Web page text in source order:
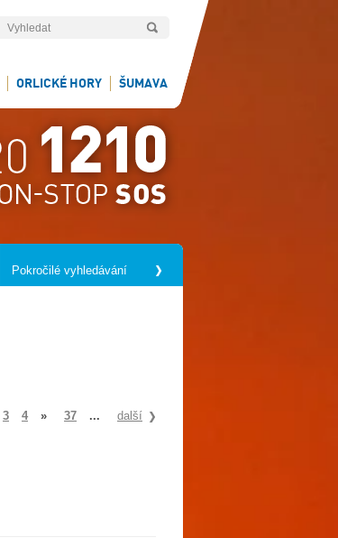
ORLICKÉ HORY ŠUMAVA
Pokročilé vyhledávání
3 4 » 37 ... další